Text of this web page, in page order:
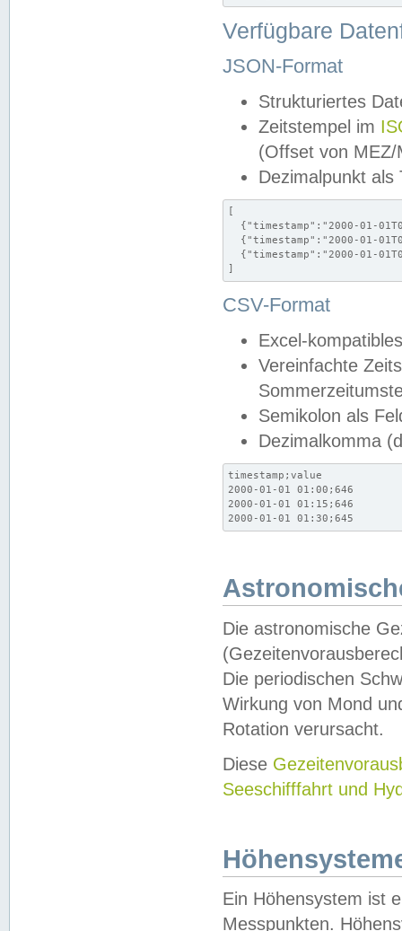
Verfügbare
JSON-Format
Strukturiertes
Zeitstempel im
(Offset von MEZ/
Dezimalpunkt als
[
{"timestamp":"2000-01-
{"timestamp":"2000-01-
{"timestamp":"2000-01-
]
CSV-Format
Excel-
Vereinfachte
Semikolon als
Dezimalkomma
timestamp;value
2000-01-01 01:00;646
2000-01-01 01:15;646
2000-01-01 01:30;645
Die astronomische
Die periodischen
Wirkung von Mond
Rotation verursacht.
Diese
Seeschifffahrt und
Ein Höhensystem ist
Messpunkten.